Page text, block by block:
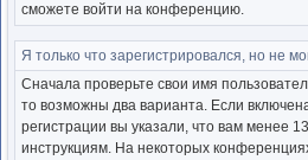
сможете войти на конференцию.
Я только что зарегистрировался, но не
Сначала проверьте свои имя
то возможны два варианта. Если
регистрации вы указали, что вам менее
инструкциям. На некоторых